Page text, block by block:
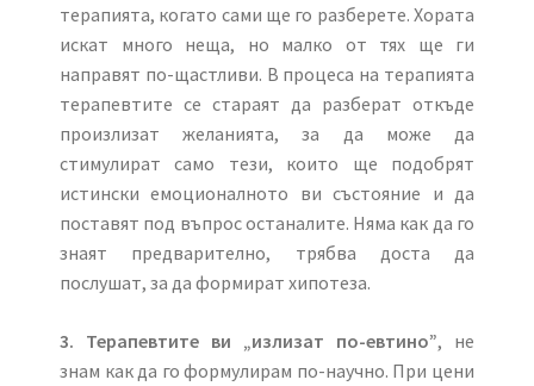
терапията, когато сами ще го разберете. Хората
искат много неща, но малко от тях ще ги
направят по-щастливи. В процеса на терапията
терапевтите се стараят да разберат откъде
произлизат желанията, за да може да
стимулират само тези, които ще подобрят
истински емоционалното ви състояние и да
поставят под въпрос останалите. Няма как да го
знаят предварително, трябва доста да
послушат, за да формират хипотеза.
3. Терапевтите ви „излизат по-евтино”, не
знам как да го формулирам по-научно. При цени